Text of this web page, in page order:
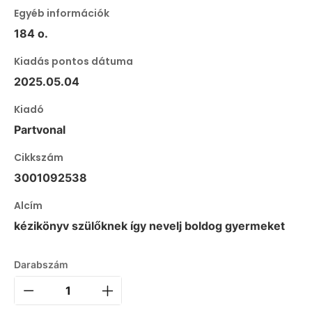
Egyéb információk
184 o.
Kiadás pontos dátuma
2025.05.04
Kiadó
Partvonal
Cikkszám
3001092538
Alcím
kézikönyv szülőknek így nevelj boldog gyermeket
Darabszám